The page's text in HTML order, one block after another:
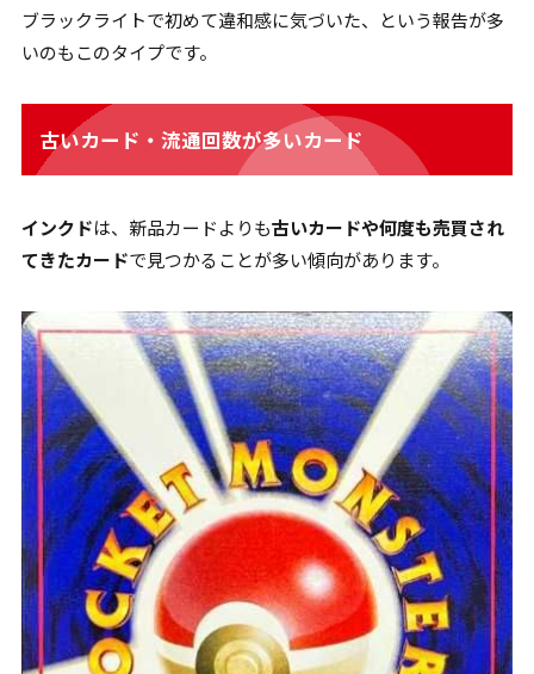
ブラックライトで初めて違和感に気づいた、という報告が多
いのもこのタイプです。
古いカード・流通回数が多いカード
インクドは、新品カードよりも古いカードや何度も売買され
てきたカードで見つかることが多い傾向があります。